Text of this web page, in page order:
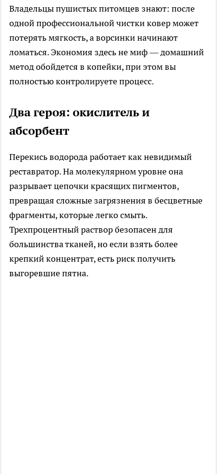
Владельцы пушистых питомцев знают: после
одной профессиональной чистки ковер может
потерять мягкость, а ворсинки начинают
ломаться. Экономия здесь не миф — домашний
метод обойдется в копейки, при этом вы
полностью контролируете процесс.
Два героя: окислитель и
абсорбент
Перекись водорода работает как невидимый
реставратор. На молекулярном уровне она
разрывает цепочки красящих пигментов,
превращая сложные загрязнения в бесцветные
фрагменты, которые легко смыть.
Трехпроцентный раствор безопасен для
большинства тканей, но если взять более
крепкий концентрат, есть риск получить
выгоревшие пятна.